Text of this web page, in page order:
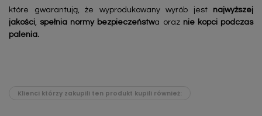
które gwarantują, że wyprodukowany wyrób jest najwyższej
jakości,spełnia normy bezpieczeństwa oraz nie kopci podczas
palenia.
Klienci którzy zakupili ten produkt kupili również: